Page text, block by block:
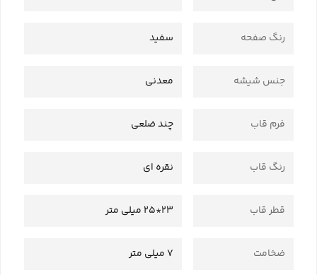
رنگ صفحه سفید
جنس شیشه معدنی
فرم قاب چند ضلعی
رنگ قاب نقره ای
قطر قاب 23*25 میلی متر
ضخامت 7 میلی متر